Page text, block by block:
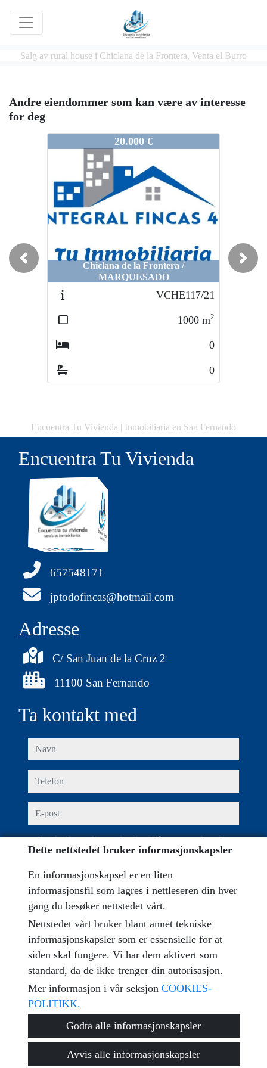
Salg av rural house i Chiclana de la Frontera, Venta el Burro
Andre eiendommer som kan være av interesse
for deg
20.000 €
Chiclana de la Frontera /
MARQUESADO
VCHE117/21
1000 m2
0
0
Previous Next
Encuentra Tu Vivienda | Inmobiliaria en San Fernando
Encuentra Tu Vivienda
657548171
jptodofincas@hotmail.com
Adresse
C/ San Juan de la Cruz 2
11100 San Fernando
Ta kontakt med
navn
telefon
e-post
Jeg har lest og akseptert brukervilkårene, ogreglene for
personvern
melding
Captcha
Dette nettstedet bruker informasjonskapsler
En informasjonskapsel er en liten
informasjonsfil som lagres i nettleseren din hver
gang du besøker nettstedet vårt.
Nettstedet vårt bruker blant annet tekniske
informasjonskapsler som er essensielle for at
siden skal fungere. Vi har dem aktivert som
standard, da de ikke trenger din autorisasjon.
Mer informasjon i vår seksjon COOKIES-
POLITIKK.
Godta alle informasjonskapsler
Avvis alle informasjonskapsler